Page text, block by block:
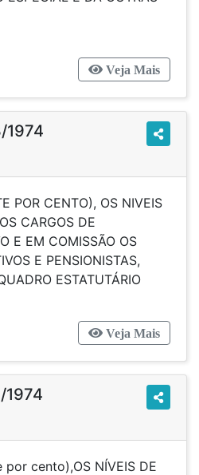
Veja Mais
1974
POR CENTO), OS NIVEIS
CARGOS DE
E EM COMISSÃO OS
E PENSIONISTAS,
ESTATUTÁRIO
Veja Mais
1974
por cento),OS NÍVEIS DE